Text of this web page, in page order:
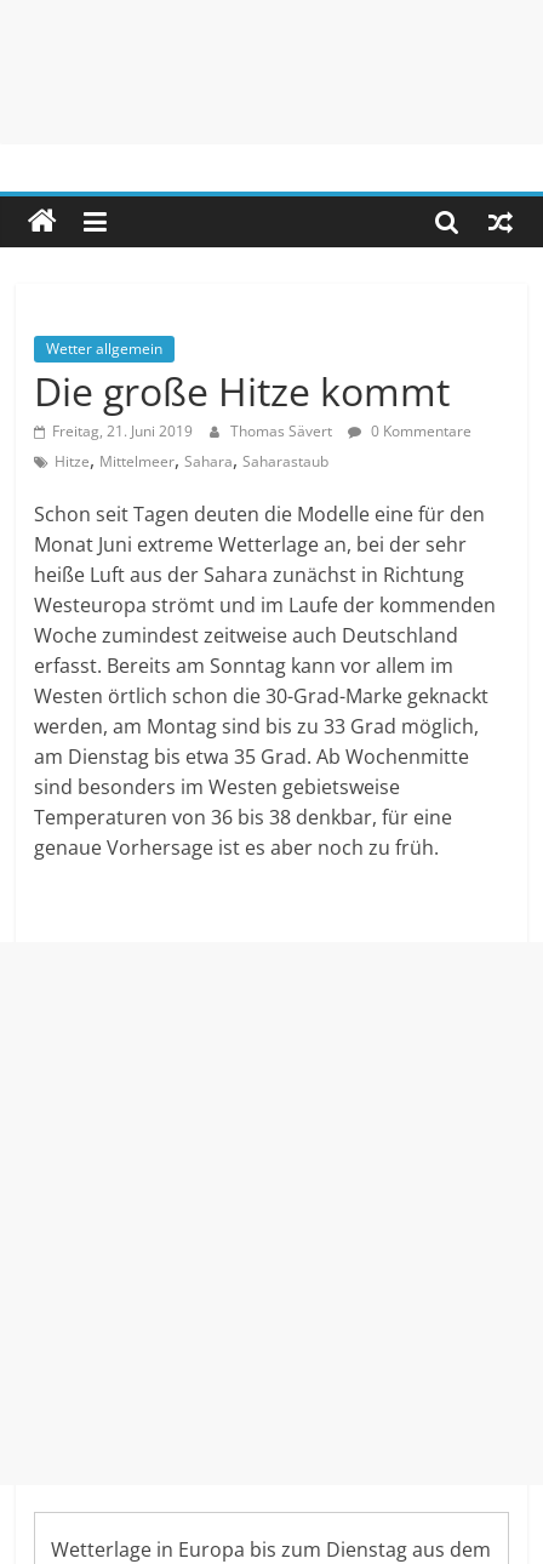
Unwetteragentur
powered
Wetter allgemein
Die große Hitze kommt
Freitag, 21. Juni 2019 Thomas Sävert
0 Kommentare
Hitze, Mittelmeer,Sahara,Saharastaub
Schon seit Tagen deuten die Modelle eine für den
Monat Juni extreme Wetterlage an, bei der sehr
heiße Luft aus der Sahara zunächst in Richtung
Westeuropa strömt und im Laufe der kommenden
Woche zumindest zeitweise auch Deutschland
erfasst. Bereits am Sonntag kann vor allem im
Westen örtlich schon die 30-Grad-Marke geknackt
werden, am Montag sind bis zu 33 Grad möglich,
am Dienstag bis etwa 35 Grad. Ab Wochenmitte
sind besonders im Westen gebietsweise
Temperaturen von 36 bis 38 denkbar, für eine
genaue Vorhersage ist es aber noch zu früh.
Wetterlage in Europa bis zum Dienstag aus dem